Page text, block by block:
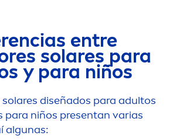
entre
solares para
y para niños
solares diseñados para adultos
para niños presentan varias
algunas: